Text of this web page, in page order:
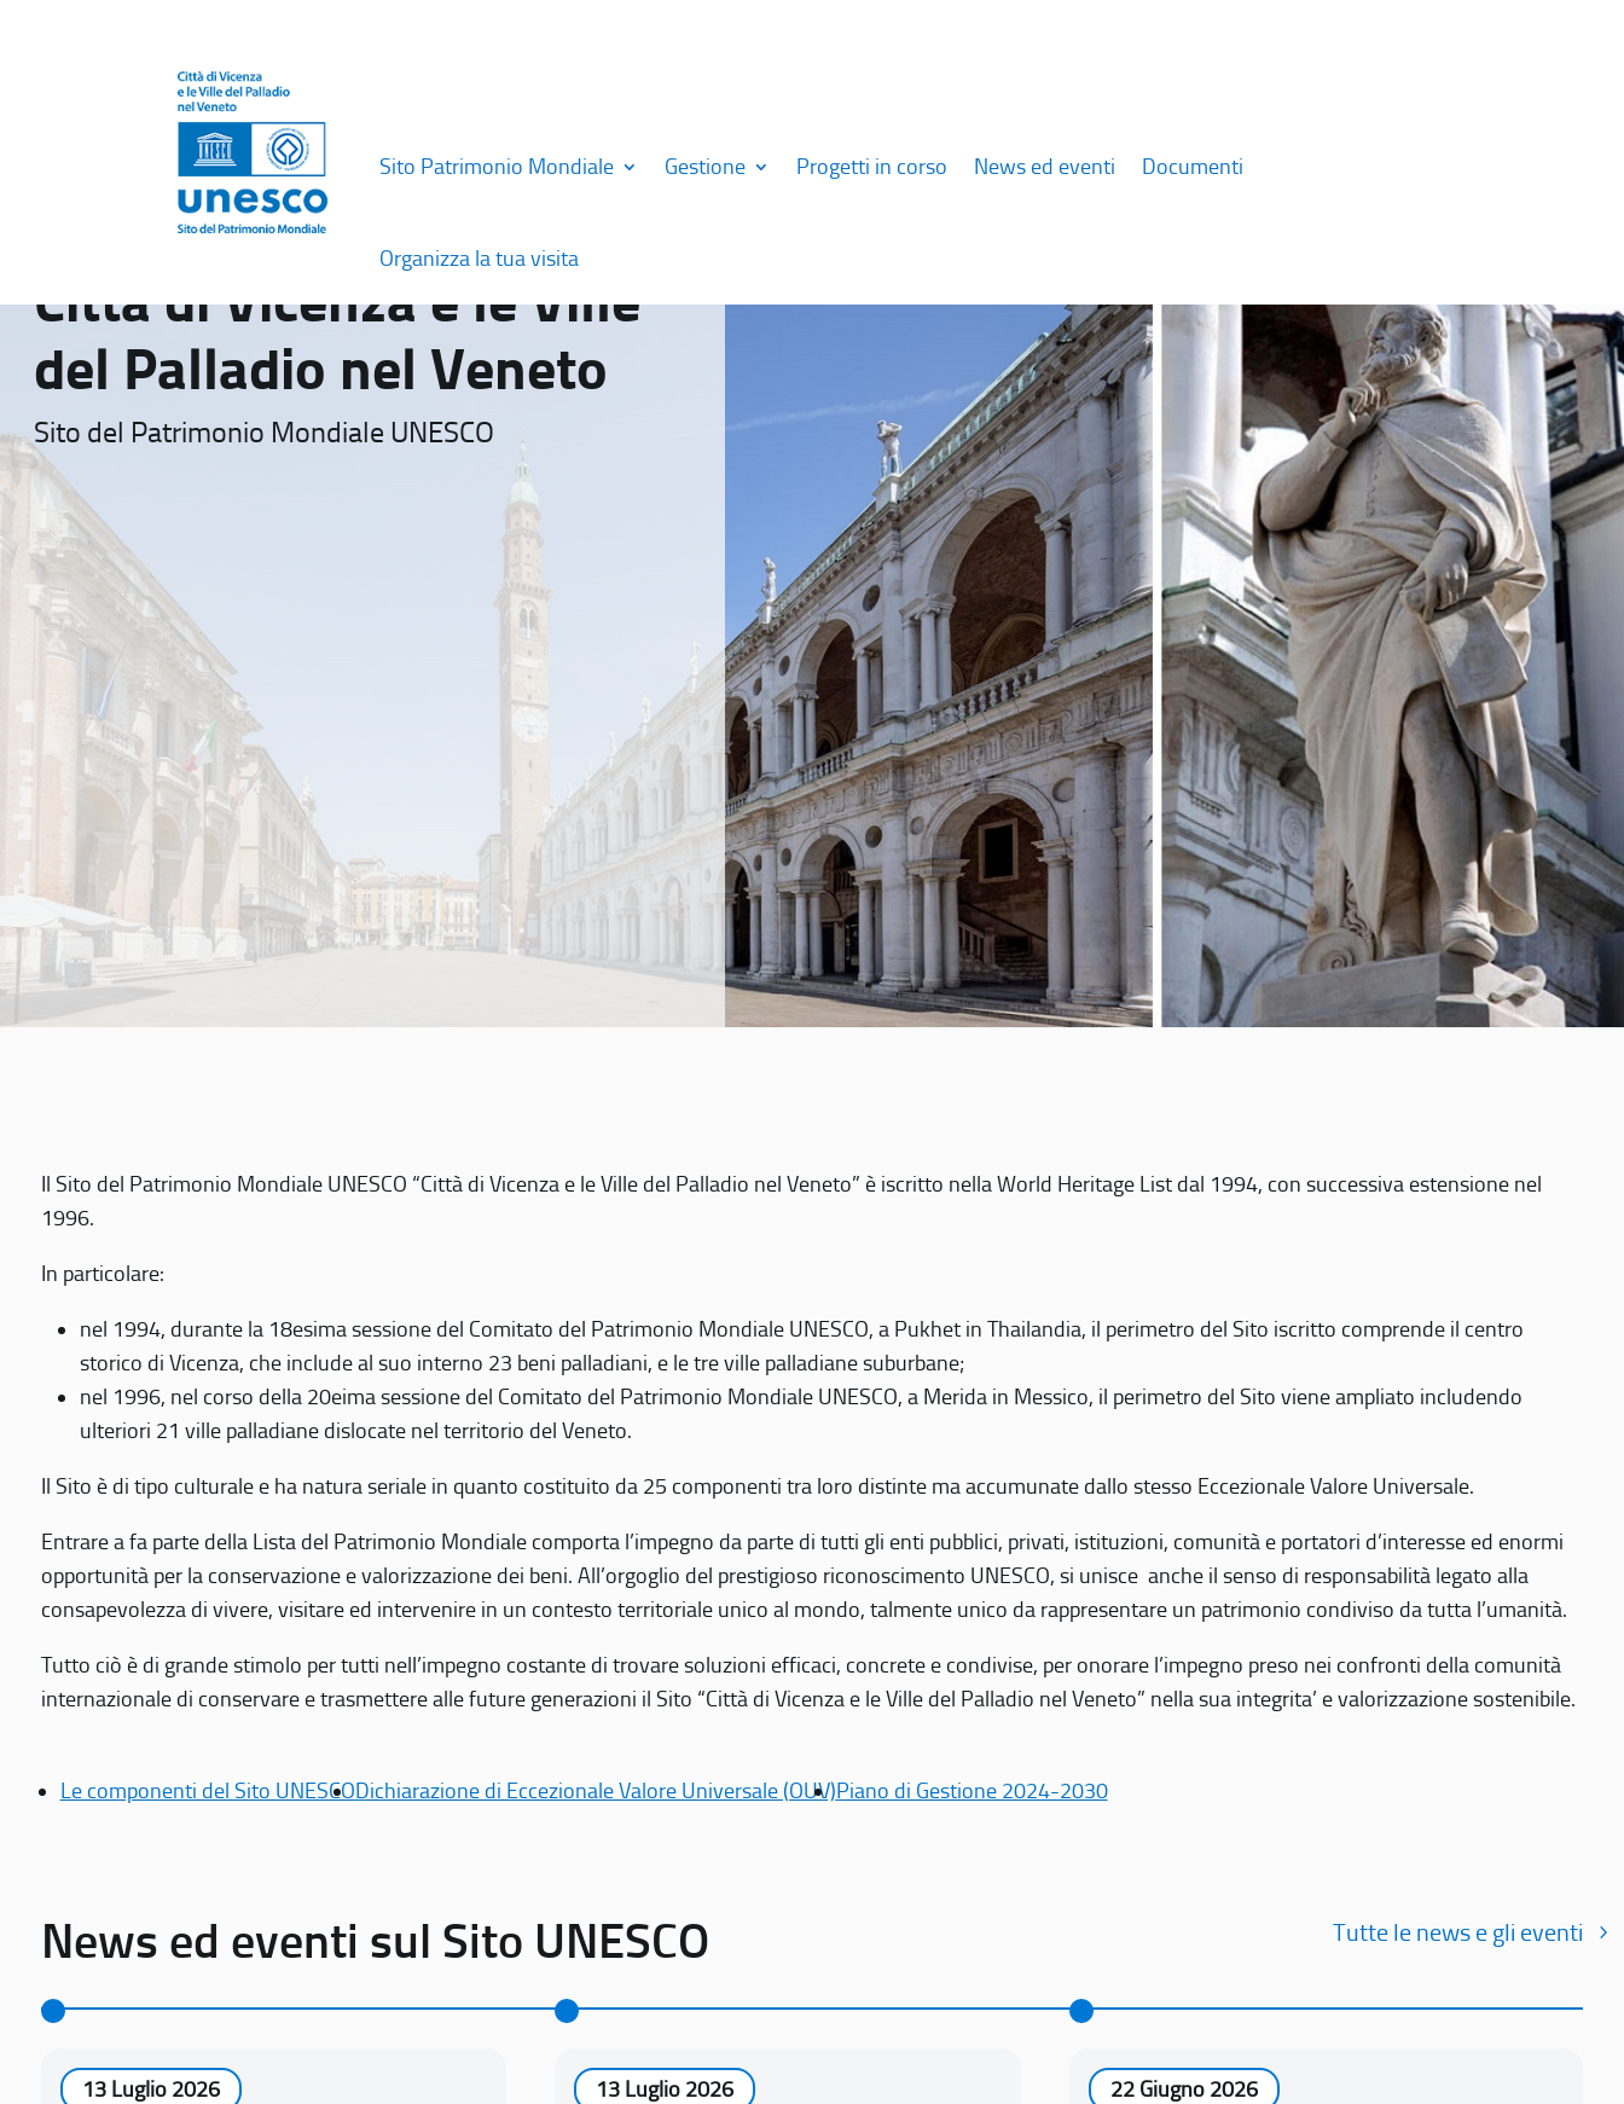
Sito Patrimonio Mondiale Gestione Progetti in corso News ed eventi Documenti
Organizza la tua visita
Città di Vicenza e le Ville
del Palladio nel Veneto
Sito del Patrimonio Mondiale UNESCO
Il Sito del Patrimonio Mondiale UNESCO “Città di Vicenza e le Ville del Palladio nel Veneto” è iscritto nella World Heritage List dal 1994, con successiva estensione nel
1996.
In particolare:
nel 1994, durante la 18esima sessione del Comitato del Patrimonio Mondiale UNESCO, a Pukhet in Thailandia, il perimetro del Sito iscritto comprende il centro
storico di Vicenza, che include al suo interno 23 beni palladiani, e le tre ville palladiane suburbane;
nel 1996, nel corso della 20eima sessione del Comitato del Patrimonio Mondiale UNESCO, a Merida in Messico, il perimetro del Sito viene ampliato includendo
ulteriori 21 ville palladiane dislocate nel territorio del Veneto.
Il Sito è di tipo culturale e ha natura seriale in quanto costituito da 25 componenti tra loro distinte ma accumunate dallo stesso Eccezionale Valore Universale.
Entrare a fa parte della Lista del Patrimonio Mondiale comporta l’impegno da parte di tutti gli enti pubblici, privati, istituzioni, comunità e portatori d’interesse ed enormi
opportunità per la conservazione e valorizzazione dei beni. All’orgoglio del prestigioso riconoscimento UNESCO, si unisce anche il senso di responsabilità legato alla
consapevolezza di vivere, visitare ed intervenire in un contesto territoriale unico al mondo, talmente unico da rappresentare un patrimonio condiviso da tutta l’umanità.
Tutto ciò è di grande stimolo per tutti nell’impegno costante di trovare soluzioni efficaci, concrete e condivise, per onorare l’impegno preso nei confronti della comunità
internazionale di conservare e trasmettere alle future generazioni il Sito “Città di Vicenza e le Ville del Palladio nel Veneto” nella sua integrita’ e valorizzazione sostenibile.
Le componenti del Sito UNESCODichiarazione di Eccezionale Valore Universale (OUV)Piano di Gestione 2024-2030
News ed eventi sul Sito UNESCO Tutte le news e gli eventi
13 Luglio 2026 13 Luglio 2026 22 Giugno 2026